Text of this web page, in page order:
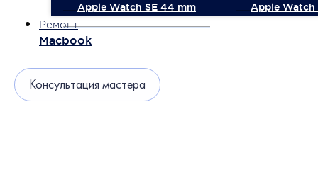
Apple Watch SE 44 mm
Apple Watch
Ремонт
Macbook
Консультация мастера